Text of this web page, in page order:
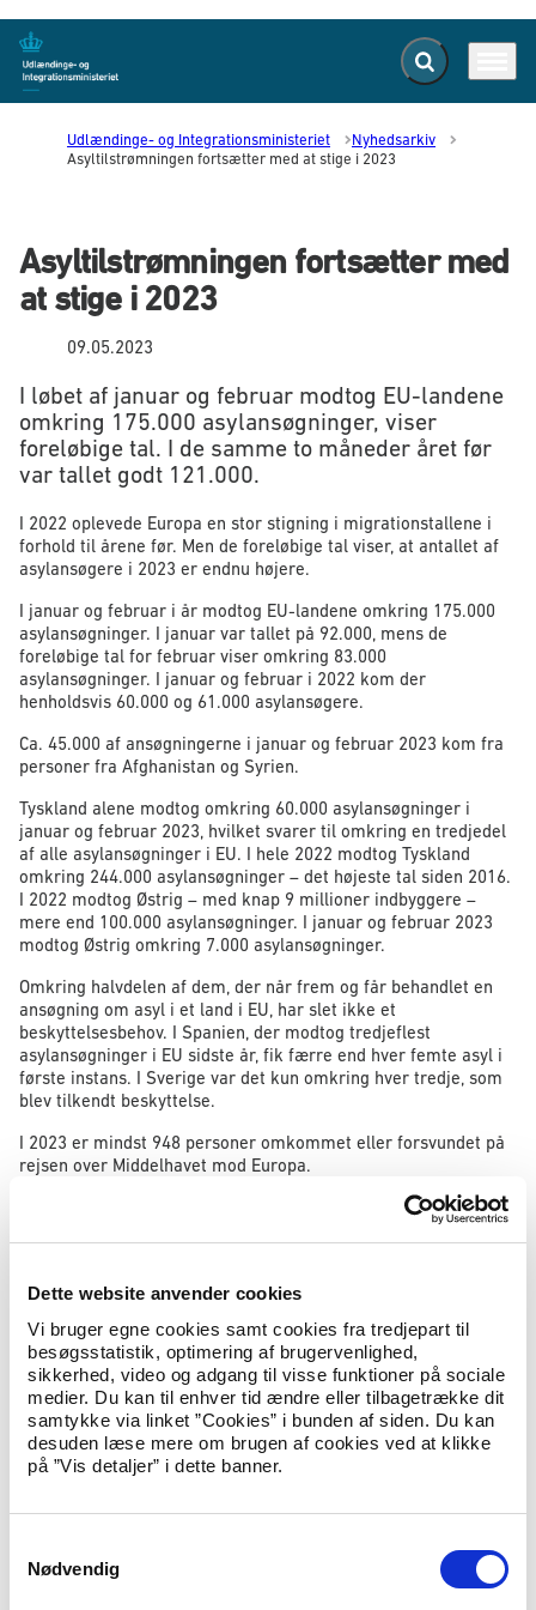
Dette website anvender cookies
Vi bruger egne cookies samt cookies fra tredjepart til
besøgsstatistik, optimering af brugervenlighed,
sikkerhed, video og adgang til visse funktioner på sociale
medier. Du kan til enhver tid ændre eller tilbagetrække dit
samtykke via linket ”Cookies” i bunden af siden. Du kan
desuden læse mere om brugen af cookies ved at klikke
på ”Vis detaljer” i dette banner.
Nødvendig
Gå til forsiden Fold søgefelt ud
Udlændinge- og Integrationsministeriet
Nyhedsarkiv
Asyltilstrømningen fortsætter med at stige i 2023
Asyltilstrømningen fortsætter med
at stige i 2023
09.05.2023
I løbet af januar og februar modtog EU-landene
omkring 175.000 asylansøgninger, viser
foreløbige tal. I de samme to måneder året før
var tallet godt 121.000.
I 2022 oplevede Europa en stor stigning i migrationstallene i
forhold til årene før. Men de foreløbige tal viser, at antallet af
asylansøgere i 2023 er endnu højere.
I januar og februar i år modtog EU-landene omkring 175.000
asylansøgninger. I januar var tallet på 92.000, mens de
foreløbige tal for februar viser omkring 83.000
asylansøgninger. I januar og februar i 2022 kom der
henholdsvis 60.000 og 61.000 asylansøgere.
Ca. 45.000 af ansøgningerne i januar og februar 2023 kom fra
personer fra Afghanistan og Syrien.
Tyskland alene modtog omkring 60.000 asylansøgninger i
januar og februar 2023, hvilket svarer til omkring en tredjedel
af alle asylansøgninger i EU. I hele 2022 modtog Tyskland
omkring 244.000 asylansøgninger – det højeste tal siden 2016.
I 2022 modtog Østrig – med knap 9 millioner indbyggere –
mere end 100.000 asylansøgninger. I januar og februar 2023
modtog Østrig omkring 7.000 asylansøgninger.
Omkring halvdelen af dem, der når frem og får behandlet en
ansøgning om asyl i et land i EU, har slet ikke et
beskyttelsesbehov. I Spanien, der modtog tredjeflest
asylansøgninger i EU sidste år, fik færre end hver femte asyl i
første instans. I Sverige var det kun omkring hver tredje, som
blev tilkendt beskyttelse.
I 2023 er mindst 948 personer omkommet eller forsvundet på
rejsen over Middelhavet mod Europa.
Tal fra Udlændingestyrelsen viser, at asyltilstrømningen til
Danmark fortsat er lav. I løbet af årets første to måneder
Udlændinge- og integrationsminister Kaare Dybvad Bek
udtaler:
”Ministeriet og jeg følger udviklingen rundt i Europa tæt.
Tallene er bekymrende. Vi oplever, at presset på Europa er på
sit højeste siden migrationskrisen i 2015-2016.
Jeg møder mange ministerkollegaer fra europæiske lande, der
meget høj tilstrømning.
Udviklingen understreger for mig, at Europa har behov for et
nyt asylsystem.